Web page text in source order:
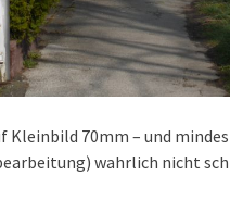
Kleinbild 70mm – und
wahrlich nicht